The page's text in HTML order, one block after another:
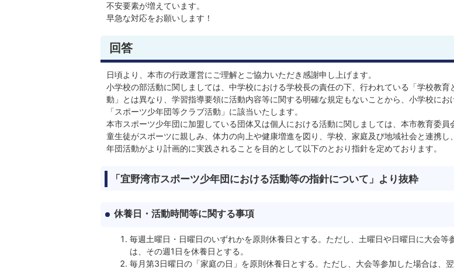
不安要素が増えています。
早急な対応をお願いします！
回答
日頃より、本市の行政運営にご理解とご協力いただき感謝申し上げます。
小学校の部活動に関しましては、中学校における学校長の責任の下、行われている「学校教育
動」とは異なり、学習指導要領に活動内容等に関する明確な規定もないことから、小学校にお
「スポーツ少年団等クラブ活動」に該当いたします。
本市スポーツ少年団に加盟している団体又は個人における活動に関しましては、本市教育委員
童生徒がスポーツに親しみ、体力の向上や健康増進を図り、学校、家庭及び地域社会と連携し
年団活動がより計画的に実践されることを目的として以下のとおり指針を定めております。
「宜野湾市スポーツ少年団における活動等の指針について」より抜粋
休養日・活動時間等に関する事項
毎週土曜日・日曜日のいずれかを原則休養日とする。ただし、土曜日や日曜日に大会等
は、その週1日を休養日とする。
毎月第3日曜日の「家庭の日」を原則休養日とする。ただし、大会等参加した場合は、